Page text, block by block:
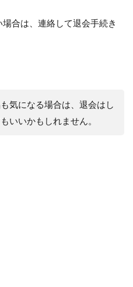
合は、連絡して退会手続き
気になる場合は、退会はし
いいかもしれません。